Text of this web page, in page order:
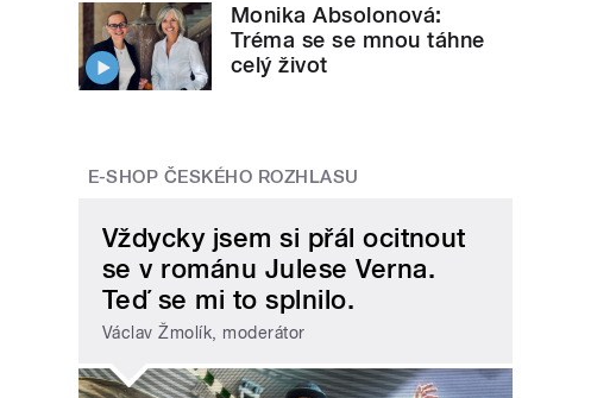
Monika Absolonová:
Tréma se se mnou táhne
celý život
E-SHOP ČESKÉHO ROZHLASU
Vždycky jsem si přál ocitnout
se v románu Julese Verna.
Teď se mi to splnilo.
Václav Žmolík, moderátor